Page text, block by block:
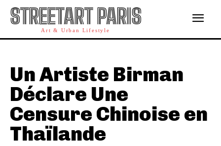
STREETART PARIS
Art & Urban Lifestyle
Un Artiste Birman
Déclare Une
Censure Chinoise en
Thaïlande